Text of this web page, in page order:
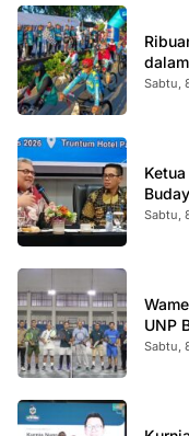
Sabtu,
Sabtu,
UNP
Sabtu,